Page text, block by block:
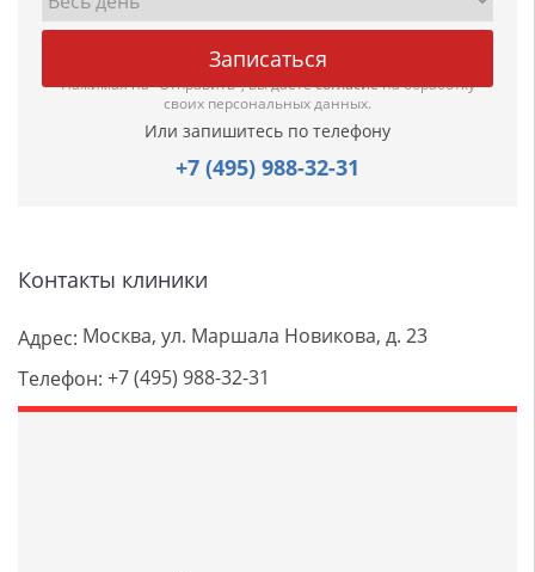
Нажимая на "Отправить", вы даетесогласиена обработку
своих персональных данных.
Или запишитесь по телефону
+7 (495) 988-32-31
Контакты клиники
Адрес: Москва, ул. Маршала Новикова, д. 23
Телефон: +7 (495) 988-32-31